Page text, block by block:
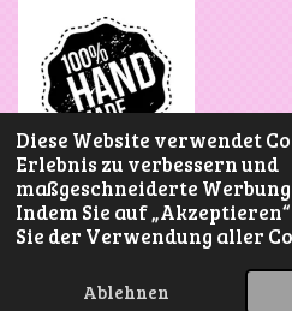
Diese Website verwendet
Erlebnis zu verbessern und
maßgeschneiderte
Indem Sie auf
Sie der Verwendung aller
Ablehnen
Versand & Impressum
Crunchy Bit 🐾2015-
E-Mail